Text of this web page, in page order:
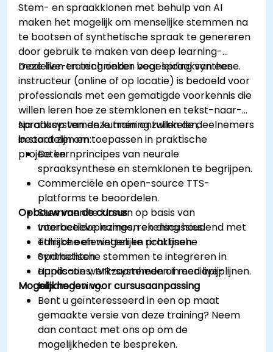
Stem- en spraakklonen met behulp van AI
maken het mogelijk om menselijke stemmen na
te bootsen of synthetische spraak te genereren
door gebruik te maken van deep learning-
modellen en technieken voor spraaksynthese.
Deze live-training onder begeleiding van een
instructeur (online of op locatie) is bedoeld voor
professionals met een gematigde voorkennis die
willen leren hoe ze stemklonen en tekst-naar-
spraaksystemen kunnen ontwikkelen,
beoordelen en toepassen in praktische
projecten.
Na afloop van deze training zullen de deelnemers
in staat zijn om:
De kernprincipes van neurale
spraaksynthese en stemklonen te begrijpen.
Commerciële en open-source TTS-
platforms te beoordelen.
Stemmen te klonen op basis van
voorbeeldopnames, rekening houdend met
ethische en wettelijke richtlijnen.
Synthetische stemmen te integreren in
applicaties, IVR-systemen of mediapijplijnen.
Opbouw van de cursus
Interactieve lezingen en discussies.
Talrijke oefeningen en praktische
opdrachten.
Hands-on werkzaamheden in een live-
labomgeving.
Mogelijkheden voor cursusaanpassing
Bent u geïnteresseerd in een op maat
gemaakte versie van deze training? Neem
dan contact met ons op om de
mogelijkheden te bespreken.